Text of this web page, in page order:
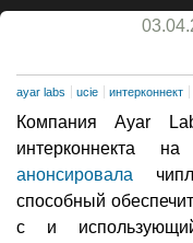
ayar labs ucie интерконнект
Компания Ayar
интерконнекта
анонсировала
способный
с и